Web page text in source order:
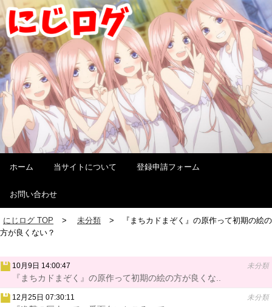
ホーム 当サイトについて 登録申請フォーム
お問い合わせ
にじログ TOP 未分類
『まちカドまぞく』の原作って初期の絵の
方が良くない？
10月9日 14:00:47 未分類
『まちカドまぞく』の原作って初期の絵の方が良くな..
12月25日 07:30:11 未分類